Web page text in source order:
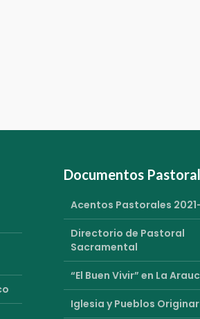
Documentos
Acentos Pastorales
Directorio de Pastoral
Sacramental
“El Buen Vivir” en La
Iglesia y Pueblos